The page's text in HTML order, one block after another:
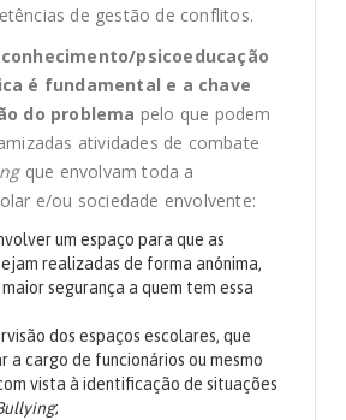
de gestão de conflitos.
psicoeducação
é fundamental e a chave
do problema pelo que podem
atividades de combate
que envolvam toda a
e/ou sociedade envolvente:
um espaço para que as
realizadas de forma anónima,
segurança a quem tem essa
dos espaços escolares, que
a cargo de funcionários ou mesmo
vista à identificação de situações
;